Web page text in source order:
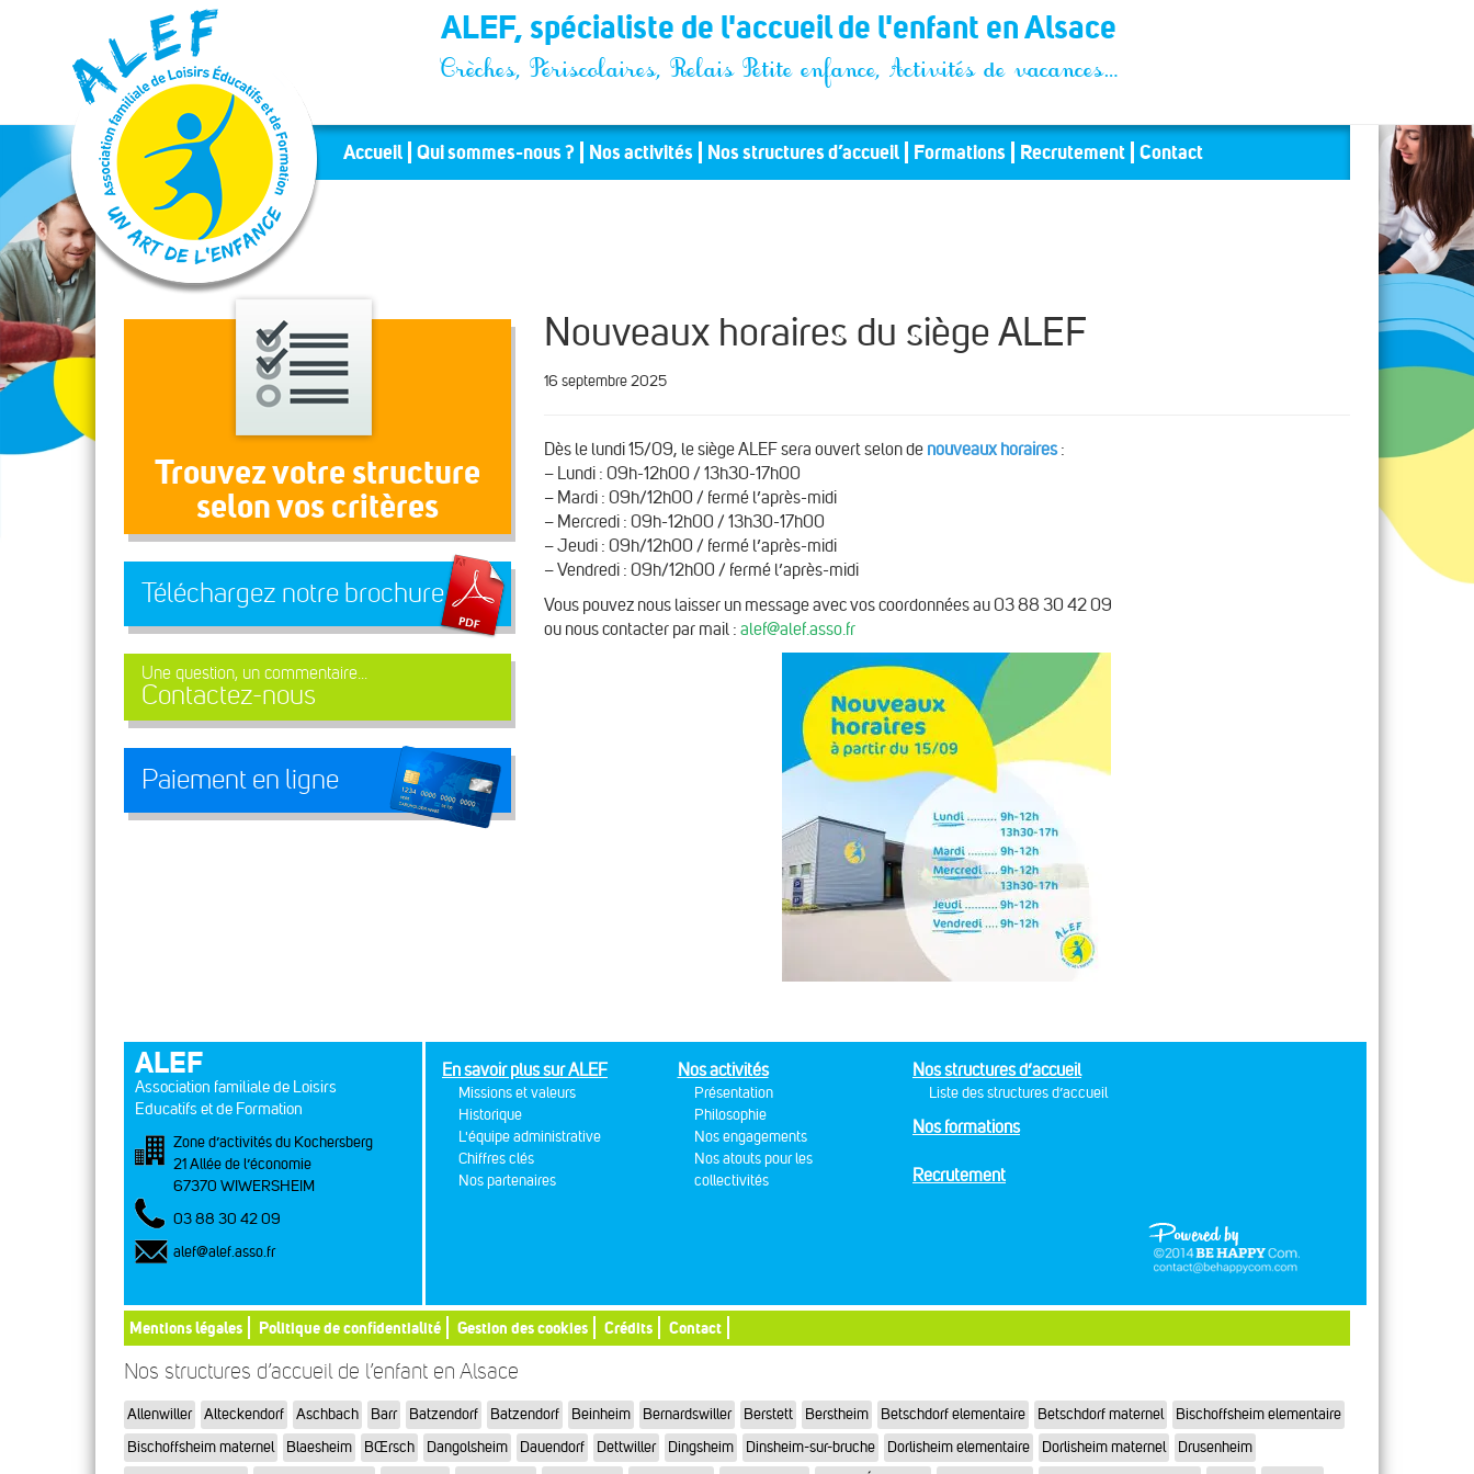
Panneau de gestion des cookies ALEF, spécialiste de l'accueil de l'enfant en Alsace
Crèches, Périscolaires, Relais Petite enfance, Activités de vacances…
Accueil Qui sommes-nous ? Nos activités Nos structures d’accueil Formations Recrutement Contact
Trouvez votre structure
selon vos critères
Téléchargez notre brochure
Une question, un commentaire...
Contactez-nous
Paiement en ligne
Nouveaux horaires du siège ALEF
16 septembre 2025
Dès le lundi 15/09, le siège ALEF sera ouvert selon de nouveaux horaires:
– Lundi : 09h-12h00 / 13h30-17h00
– Mardi : 09h/12h00 / fermé l’après-midi
– Mercredi : 09h-12h00 / 13h30-17h00
– Jeudi : 09h/12h00 / fermé l’après-midi
– Vendredi : 09h/12h00 / fermé l’après-midi
Vous pouvez nous laisser un message avec vos coordonnées au 03 88 30 42 09
ou nous contacter par mail : alef@alef.asso.fr
ALEF
Association familiale de Loisirs
Educatifs et de Formation
Zone d’activités du Kochersberg
21 Allée de l’économie
67370 WIWERSHEIM
03 88 30 42 09
alef@alef.asso.fr
En savoir plus sur ALEF
Missions et valeurs
Historique
L'équipe administrative
Chiffres clés
Nos partenaires
Nos activités
Présentation
Philosophie
Nos engagements
Nos atouts pour les
collectivités
Nos structures d’accueil
Liste des structures d’accueil
Nos formations
Recrutement
Mentions légales Politique de confidentialité Gestion des cookies Crédits Contact
Nos structures d’accueil de l’enfant en Alsace
Allenwiller Alteckendorf Aschbach Barr Batzendorf Batzendorf Beinheim Bernardswiller Berstett Berstheim Betschdorf elementaire Betschdorf maternel
Bischoffsheim elementaire
Bischoffsheim maternel
Blaesheim BŒrsch Dangolsheim Dauendorf Dettwiller Dingsheim Dinsheim-sur-bruche Dorlisheim elementaire Dorlisheim maternel
Drusenheim